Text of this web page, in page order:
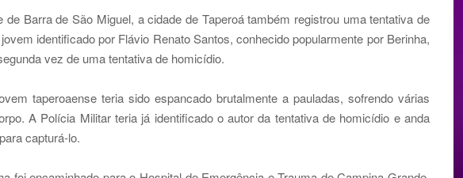
de Barra de São Miguel, a cidade de Taperoá também registrou uma tentativa de
identificado por Flávio Renato Santos, conhecido popularmente por Berinha,
vez de uma tentativa de homicídio.
taperoaense teria sido espancado brutalmente a pauladas, sofrendo várias
A Polícia Militar teria já identificado o autor da tentativa de homicídio e anda
capturá-lo.